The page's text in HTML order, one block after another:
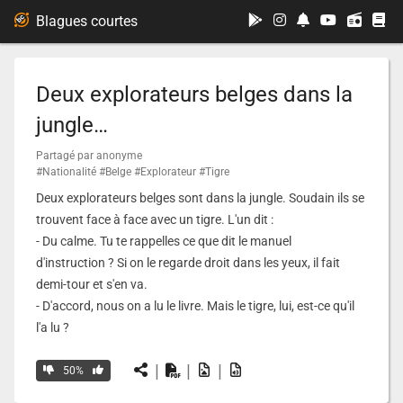
Deux explorateurs belges dans la
jungle…
Partagé par anonyme
#Nationalité #Belge #Explorateur #Tigre
Deux explorateurs belges sont dans la jungle. Soudain ils se
trouvent face à face avec un tigre. L'un dit :
- Du calme. Tu te rappelles ce que dit le manuel
d'instruction ? Si on le regarde droit dans les yeux, il fait
demi-tour et s'en va.
- D'accord, nous on a lu le livre. Mais le tigre, lui, est-ce qu'il
l'a lu ?
50% | | |
Blagues courtes